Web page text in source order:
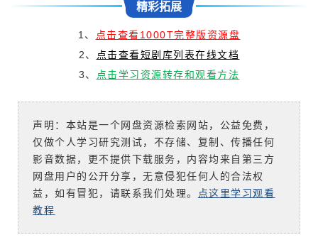
精彩拓展
1、 点击查看1000T完整版资源盘
2、 点击查看短剧库列表在线文档
3、 点击学习资源转存和观看方法
声明：本站是一个网盘资源检索网站，公益免费，
仅做个人学习研究测试，不存储、复制、传播任何
影音数据，更不提供下载服务，内容均来自第三方
网盘用户的公开分享，无意侵犯任何人的合法权
益，如有冒犯，请联系我们处理。 点这里学习观看
教程